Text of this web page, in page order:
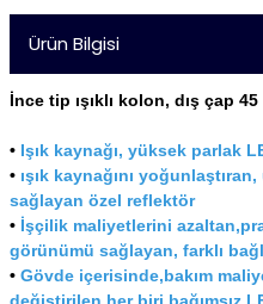
Ürün Bilgisi
İnce tip ışıklı kolon, dış çap 45
• Işık kaynağı, yüksek parlak
• ışık kaynağını
sağlayan özel reflektör
• İşçilik maliyetlerini
görünümü sağlayan, farklı
• Gövde içerisinde,bakım